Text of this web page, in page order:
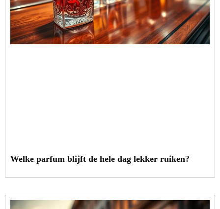
Welke parfum blijft de hele dag lekker ruiken?